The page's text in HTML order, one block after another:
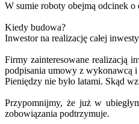
W sumie roboty obejmą odcinek
Kiedy budowa?
Inwestor na realizację całej
Firmy zainteresowane realizacją
podpisania umowy z wykonawcą i
Pieniędzy nie było latami. Skąd
Przypomnijmy, że już w
zobowiązania podtrzymuje.